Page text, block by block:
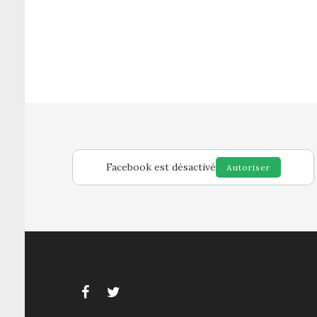
Facebook est désactivé Autoriser